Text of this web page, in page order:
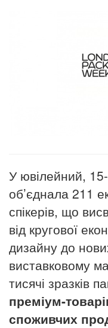
У ювілейний,
об’єднала 211
спікерів, що
від кругової
дизайну до
виставковому
тисячі зразків
преміум-
споживчих